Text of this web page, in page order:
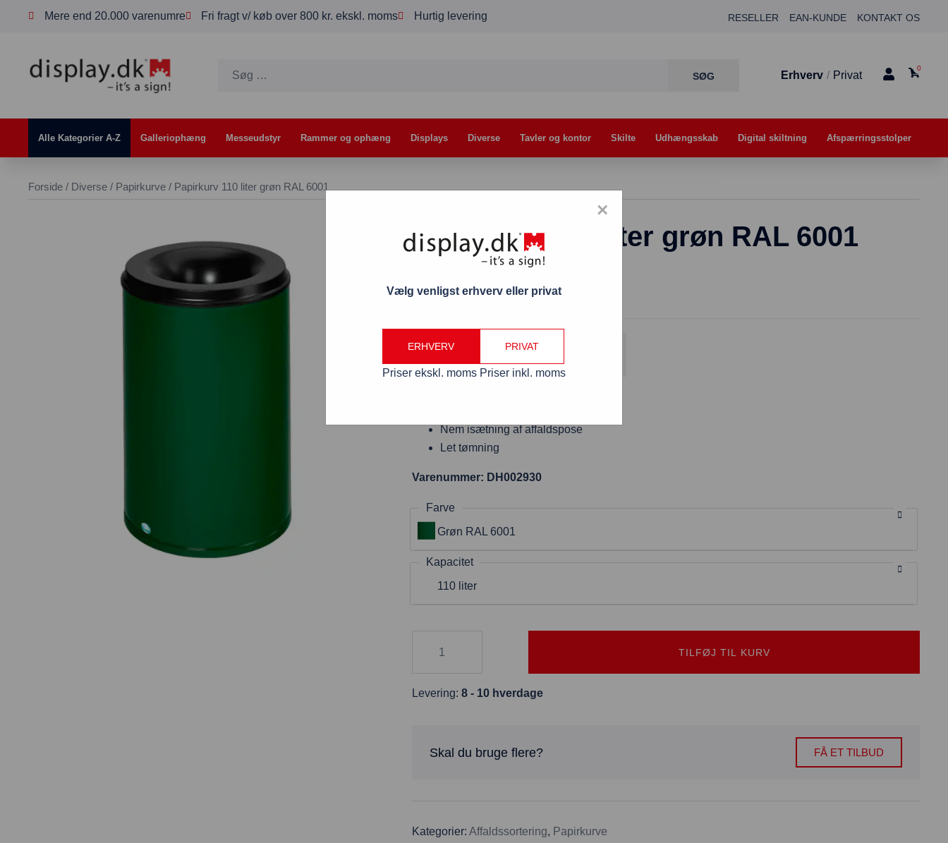
Mere end 20.000 varenumre Fri fragt v/ køb over 800 kr. ekskl. moms Hurtig levering RESELLER EAN-KUNDE KONTAKT OS
Erhverv / Privat
0
Alle Kategorier A-Z Galleriophæng Messeudstyr Rammer og ophæng Displays Diverse Tavler og kontor Skilte Udhængsskab Digital skiltning Afspærringsstolper
Forside / Diverse / Papirkurve / Papirkurv 110 liter grøn RAL 6001
Papirkurv 110 liter grøn RAL 6001
Gratis fragt
Fordi varen koster over 800 kr. ekskl. moms
Nem isætning af affaldspose
Let tømning
Varenummer: DH002930
Farve
Grøn RAL 6001
Kapacitet
110 liter
TILFØJ TIL KURV
Levering: 8 - 10 hverdage
Skal du bruge flere? FÅ ET TILBUD
Kategorier: Affaldssortering, Papirkurve
Vælg venligst erhverv eller privat
ERHVERV
Priser ekskl. moms
PRIVAT
Priser inkl. moms
×